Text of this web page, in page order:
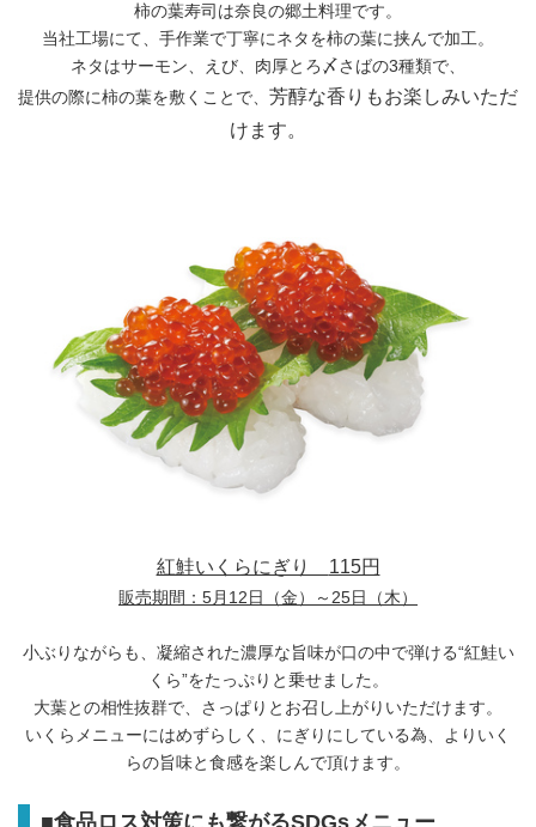
柿の葉寿司は奈良の郷土料理です。
当社工場にて、手作業で丁寧にネタを柿の葉に挟んで加工。
ネタはサーモン、えび、肉厚とろ〆さばの3種類で、
提供の際に柿の葉を敷くことで、 芳醇な香りもお楽しみいただ
けます。
紅鮭いくらにぎり 115円
販売期間： 5月12日（金）～25日（木）
小ぶりながらも、凝縮された濃厚な旨味が口の中で弾ける“紅鮭い
くら”をたっぷりと乗せました。
大葉との相性抜群で、さっぱりとお召し上がりいただけます。
いくらメニューにはめずらしく、にぎりにしている為、よりいく
らの旨味と食感を楽しんで頂けます。
■食品ロス対策にも繋がるSDGsメニュー